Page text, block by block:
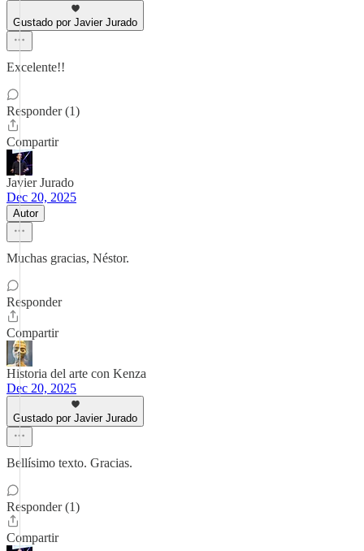
Gustado por Javier Jurado
Excelente!!
Responder (1)
Compartir
Javier Jurado
Dec 20, 2025
Autor
Muchas gracias, Néstor.
Responder
Compartir
Historia del arte con Kenza
Dec 20, 2025
Gustado por Javier Jurado
Bellísimo texto. Gracias.
Responder (1)
Compartir